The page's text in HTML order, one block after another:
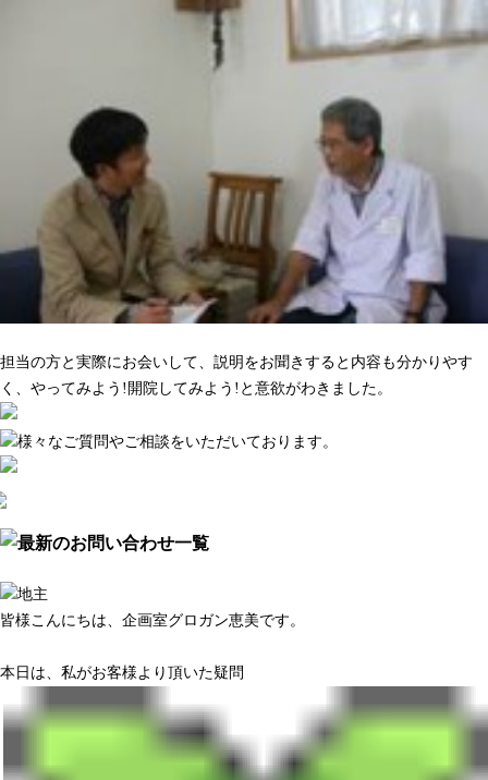
担当の方と実際にお会いして、説明をお聞きすると内容も分かりやす
く、やってみよう!開院してみよう!と意欲がわきました。
皆様こんにちは、企画室グロガン恵美です。
本日は、私がお客様より頂いた疑問